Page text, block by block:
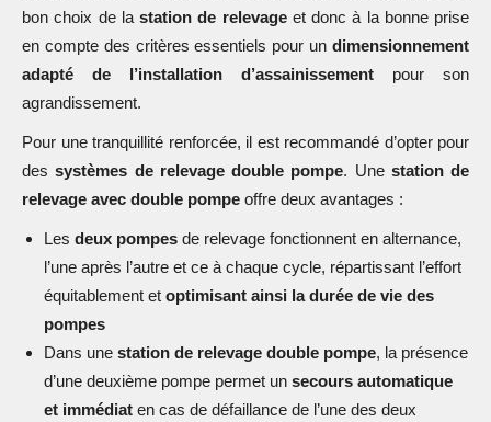
bon choix de la station de relevageet donc à la bonne prise
en compte des critères essentiels pour un dimensionnement
adapté de l’installation d’assainissement pour son
agrandissement.
Pour une tranquillité renforcée, il est recommandé d’opter pour
dessystèmes de relevage double pompe. Une station de
relevage avec double pompe offre deux avantages :
Les deux pompes de relevage fonctionnent en alternance,
l’une après l’autre et ce à chaque cycle, répartissant l’effort
équitablement et optimisant ainsi la durée de vie des
pompes
Dans une station de relevage double pompe, la présence
d’une deuxième pompe permet un secours automatique
et immédiat en cas de défaillance de l’une des deux